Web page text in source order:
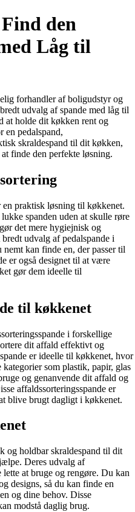
den
Låg til
forhandler af boligudstyr og
udvalg af spande med låg til
at holde dit køkken rent og
en pedalspand,
skraldespand til dit køkken,
finde den perfekte løsning.
praktisk løsning til køkkenet.
spanden uden at skulle røre
det mere hygiejnisk og
udvalg af pedalspande i
kan finde en, der passer til
er også designet til at være
gør dem ideelle til
til køkkenet
i forskellige
dit affald effektivt og
er ideelle til køkkenet, hvor
som plastik, papir, glas
og genanvende dit affald og
affaldssorteringsspande er
blive brugt dagligt i køkkenet.
og holdbar skraldespand til dit
Deres udvalg af
at bruge og rengøre. Du kan
designs, så du kan finde en
og dine behov. Disse
modstå daglig brug.